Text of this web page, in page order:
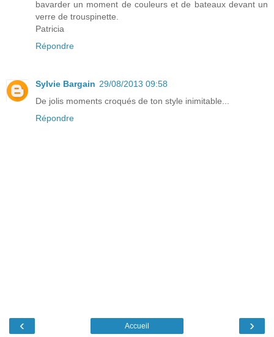
bavarder un moment de couleurs et de bateaux devant un
verre de trouspinette.
Patricia
Répondre
Sylvie Bargain 29/08/2013 09:58
De jolis moments croqués de ton style inimitable...
Répondre
‹ ›
Accueil